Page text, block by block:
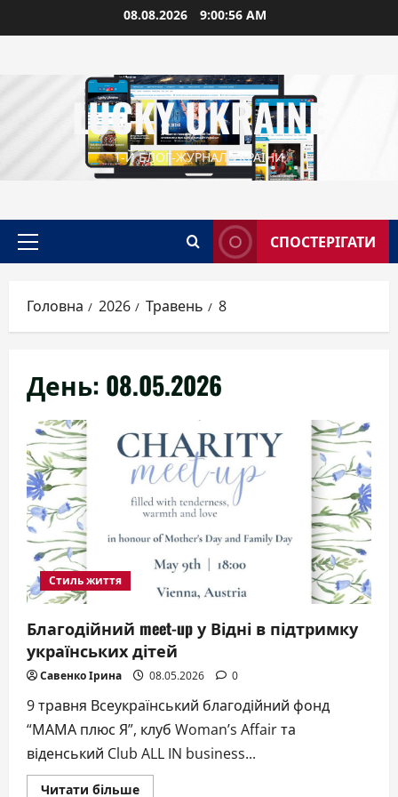
до
08.08.2026 9:00:57 AM
LUCKY UKRAINE
1-Й БЛОГ-ЖУРНАЛ УКРАЇНИ
Головне
СПОСТЕРІГАТИ
Головна 2026 Травень 8
День: 08.05.2026
Стиль життя
Благодійний meet-up у Відні в підтримку
українських дітей
Савенко Ірина 08.05.2026 0
9 травня Всеукраїнський благодійний фонд
“МАМА плюс Я”, клуб Woman’s Affair та
віденський Club ALL IN business...
Читати більшеДокладніше